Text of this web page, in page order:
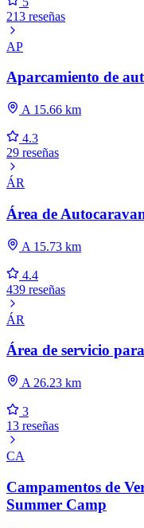
213 reseñas
AP
Aparcamiento de
A 15.66 km
4.3
29 reseñas
ÁR
Área de
A 15.73 km
4.4
439 reseñas
ÁR
Área de servicio
A 26.23 km
3
13 reseñas
CA
Campamentos de
Summer Camp